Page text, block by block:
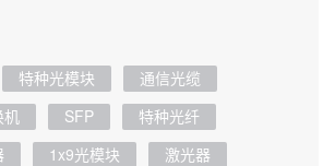
特种光模块
通信光缆
机
SFP
特种光纤
1x9光模块
激光器